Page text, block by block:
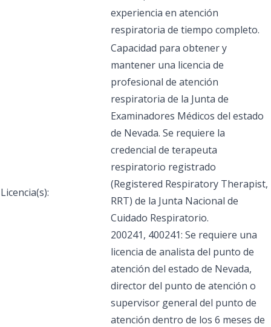
experiencia en atención
respiratoria de tiempo completo.
Licencia(s):
Capacidad para obtener y
mantener una licencia de
profesional de atención
respiratoria de la Junta de
Examinadores Médicos del estado
de Nevada. Se requiere la
credencial de terapeuta
respiratorio registrado
(Registered Respiratory Therapist,
RRT) de la Junta Nacional de
Cuidado Respiratorio.
200241, 400241: Se requiere una
licencia de analista del punto de
atención del estado de Nevada,
director del punto de atención o
supervisor general del punto de
atención dentro de los 6 meses de